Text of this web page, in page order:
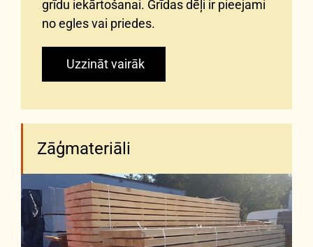
grīdu iekārtošanai. Grīdas dēļi ir pieejami
no egles vai priedes.
Uzzināt vairāk
Zāģmateriāli